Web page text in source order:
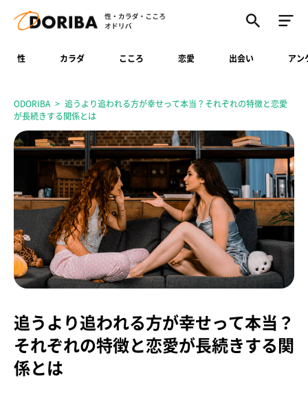
性 カラダ こころ 恋愛 出会い アン
ODORIBA
追うより追われる方が幸せって本当？それぞれの特徴と恋愛
が長続きする関係とは
追うより追われる方が幸せって本当？
それぞれの特徴と恋愛が長続きする関
係とは